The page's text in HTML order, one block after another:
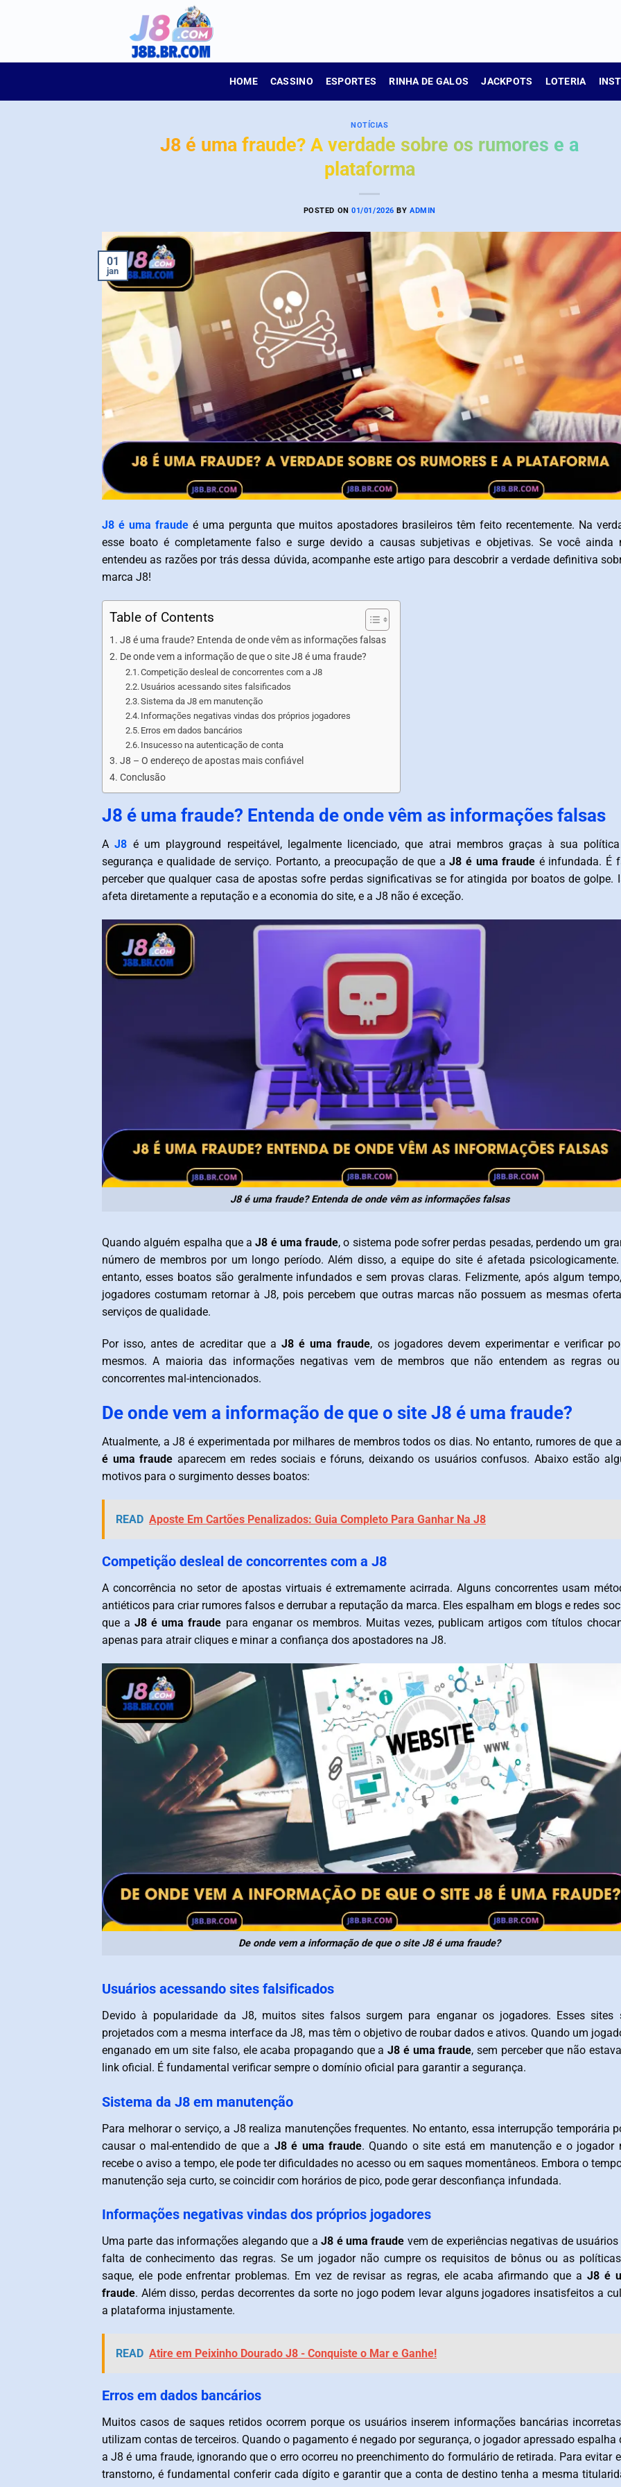
HOME CASSINO ESPORTES RINHA DE GALOS JACKPOTS LOTERIA
NOTÍCIAS
J8 é uma fraude? A verdade sobre os rumores e a
plataforma
POSTED ON01/01/2026 BYADMIN
01
jan
J8 é uma fraudeé uma pergunta que muitos apostadores brasileiros têm feito recentemente. Na
esse boato é completamente falso e surge devido a causas subjetivas e objetivas. Se você ainda
entendeu as razões por trás dessa dúvida, acompanhe este artigo para descobrir a verdade definitiva
marca J8!
Table of Contents
J8 é uma fraude? Entenda de onde vêm as informações falsas
De onde vem a informação de que o site J8 é uma fraude?
Competição desleal de concorrentes com a J8
Usuários acessando sites falsificados
Sistema da J8 em manutenção
Informações negativas vindas dos próprios jogadores
Erros em dados bancários
Insucesso na autenticação de conta
J8 – O endereço de apostas mais confiável
Conclusão
J8 é uma fraude? Entenda de onde vêm as informações falsas
AJ8 é um playground respeitável, legalmente licenciado, que atrai membros graças à sua
segurança e qualidade de serviço. Portanto, a preocupação de que aJ8 é uma fraude é infundada. É
perceber que qualquer casa de apostas sofre perdas significativas se for atingida por boatos de golpe.
afeta diretamente a reputação e a economia do site, e a J8 não é exceção.
J8 é uma fraude? Entenda de onde vêm as informações falsas
Quando alguém espalha que aJ8 é uma fraude, o sistema pode sofrer perdas pesadas, perdendo um
número de membros por um longo período. Além disso, a equipe do site é afetada
entanto, esses boatos são geralmente infundados e sem provas claras. Felizmente, após algum
jogadores costumam retornar à J8, pois percebem que outras marcas não possuem as mesmas
serviços de qualidade.
Por isso, antes de acreditar que a J8 é uma fraude, os jogadores devem experimentar e verificar
mesmos. A maioria das informações negativas vem de membros que não entendem as regras
concorrentes mal-intencionados.
De onde vem a informação de que o site J8 é uma fraude?
Atualmente, a J8 é experimentada por milhares de membros todos os dias. No entanto, rumores de que
é uma fraude aparecem em redes sociais e fóruns, deixando os usuários confusos. Abaixo estão
motivos para o surgimento desses boatos:
READ Aposte Em Cartões Penalizados: Guia Completo Para Ganhar Na J8
Competição desleal de concorrentes com a J8
A concorrência no setor de apostas virtuais é extremamente acirrada. Alguns concorrentes usam
antiéticos para criar rumores falsos e derrubar a reputação da marca. Eles espalham em blogs e redes
que aJ8 é uma fraude para enganar os membros. Muitas vezes, publicam artigos com títulos
apenas para atrair cliques e minar a confiança dos apostadores na J8.
De onde vem a informação de que o site J8 é uma fraude?
Usuários acessando sites falsificados
Devido à popularidade da J8, muitos sites falsos surgem para enganar os jogadores. Esses sites
projetados com a mesma interface da J8, mas têm o objetivo de roubar dados e ativos. Quando um
enganado em um site falso, ele acaba propagando que aJ8 é uma fraude, sem perceber que não
link oficial. É fundamental verificar sempre o domínio oficial para garantir a segurança.
Sistema da J8 em manutenção
Para melhorar o serviço, a J8 realiza manutenções frequentes. No entanto, essa interrupção temporária
causar o mal-entendido de que a J8 é uma fraude. Quando o site está em manutenção e o jogador
recebe o aviso a tempo, ele pode ter dificuldades no acesso ou em saques momentâneos. Embora o
manutenção seja curto, se coincidir com horários de pico, pode gerar desconfiança infundada.
Informações negativas vindas dos próprios jogadores
Uma parte das informações alegando que aJ8 é uma fraude vem de experiências negativas de usuários
falta de conhecimento das regras. Se um jogador não cumpre os requisitos de bônus ou as
saque, ele pode enfrentar problemas. Em vez de revisar as regras, ele acaba afirmando que a J8 é
fraude. Além disso, perdas decorrentes da sorte no jogo podem levar alguns jogadores insatisfeitos a
a plataforma injustamente.
READ Atire em Peixinho Dourado J8 - Conquiste o Mar e Ganhe!
Erros em dados bancários
Muitos casos de saques retidos ocorrem porque os usuários inserem informações bancárias
utilizam contas de terceiros. Quando o pagamento é negado por segurança, o jogador apressado espalha
a J8 é uma fraude, ignorando que o erro ocorreu no preenchimento do formulário de retirada. Para evitar
transtorno, é fundamental conferir cada dígito e garantir que a conta de destino tenha a mesma